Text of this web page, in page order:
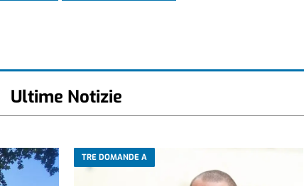
Ultime Notizie
TRE DOMANDE A